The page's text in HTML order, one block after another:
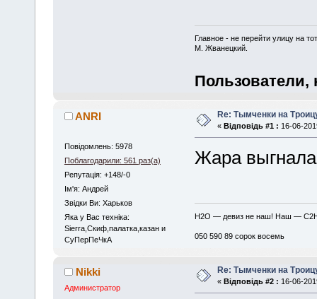
Главное - не перейти улицу на
М. Жванецкий.
Пользователи,
ANRI
Повідомлень: 5978
Поблагодарили: 561 раз(а)
Репутація: +148/-0
Iм'я: Андрей
Звідки Ви: Харьков
Яка у Вас техніка:
Sierra,Скиф,палатка,казан и
СуПерПеЧкА
Re: Тымченки на
« Відповідь #1 : 16-06-
Жара
H2O — девиз не наш! Наш —
050 590 89 сорок восемь
Nikki
Администратор
Re: Тымченки на
« Відповідь #2 : 16-06-